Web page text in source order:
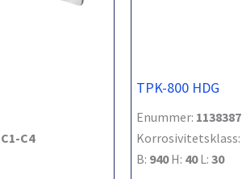
C1-C4
TPK-800 HDG
Enummer: 1138387
Korrosivitetsklass:
B: 940H: 40L: 30